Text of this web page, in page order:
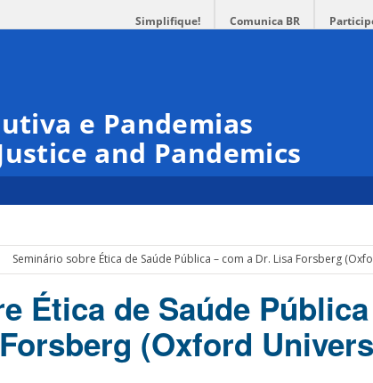
Simplifique! Comunica BR
e Pandemias
and Pandemics
Seminário sobre Ética de Saúde Pública – com a Dr. Lisa Forsberg
Ética de Saúde
(Oxford